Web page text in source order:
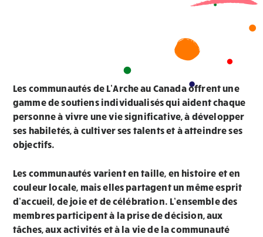
Les communautés de L’Arche au Canada offrent une
gamme de soutiens individualisés qui aident chaque
personne à vivre une vie significative, à développer
ses habiletés, à cultiver ses talents et à atteindre ses
objectifs.
Les communautés varient en taille, en histoire et en
couleur locale, mais elles partagent un même esprit
d’accueil, de joie et de célébration. L’ensemble des
membres participent à la prise de décision, aux
tâches, aux activités et à la vie de la communauté